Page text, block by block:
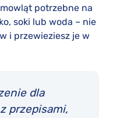
potrzebne na
soki lub woda – nie
i przewieziesz je w
dla
przepisami,